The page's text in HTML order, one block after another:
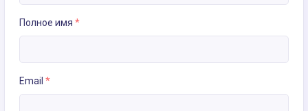
Полное имя *
Email *